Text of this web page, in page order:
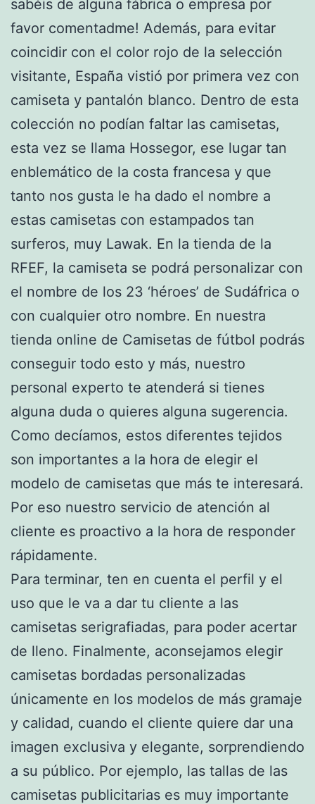
sabéis de alguna fábrica o empresa por
favor comentadme! Además, para evitar
coincidir con el color rojo de la selección
visitante, España vistió por primera vez con
camiseta y pantalón blanco. Dentro de esta
colección no podían faltar las camisetas,
esta vez se llama Hossegor, ese lugar tan
enblemático de la costa francesa y que
tanto nos gusta le ha dado el nombre a
estas camisetas con estampados tan
surferos, muy Lawak. En la tienda de la
RFEF, la camiseta se podrá personalizar con
el nombre de los 23 ‘héroes’ de Sudáfrica o
con cualquier otro nombre. En nuestra
tienda online de Camisetas de fútbol podrás
conseguir todo esto y más, nuestro
personal experto te atenderá si tienes
alguna duda o quieres alguna sugerencia.
Como decíamos, estos diferentes tejidos
son importantes a la hora de elegir el
modelo de camisetas que más te interesará.
Por eso nuestro servicio de atención al
cliente es proactivo a la hora de responder
rápidamente.
Para terminar, ten en cuenta el perfil y el
uso que le va a dar tu cliente a las
camisetas serigrafiadas, para poder acertar
de lleno. Finalmente, aconsejamos elegir
camisetas bordadas personalizadas
únicamente en los modelos de más gramaje
y calidad, cuando el cliente quiere dar una
imagen exclusiva y elegante, sorprendiendo
a su público. Por ejemplo, las tallas de las
camisetas publicitarias es muy importante